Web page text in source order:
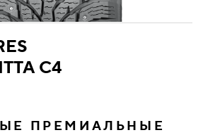
C4
ПРЕМИАЛЬНЫЕ